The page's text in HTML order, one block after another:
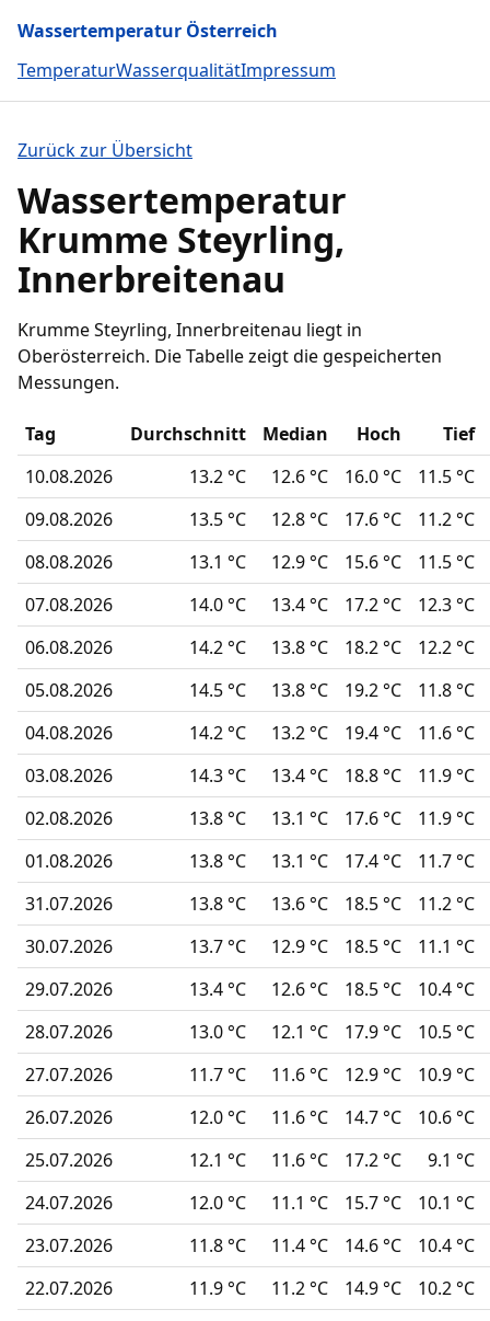
Wassertemperatur Österreich
TemperaturWasserqualitätImpressum
Zurück zur Übersicht
Wassertemperatur
Krumme Steyrling,
Innerbreitenau
Krumme Steyrling, Innerbreitenau liegt in
Oberösterreich. Die Tabelle zeigt die gespeicherten
Messungen.
Tag Durchschnitt Median Hoch
Tief
10.08.2026
13.2 °C 12.6 °C 16.0 °C
11.5 °C
09.08.2026
13.5 °C 12.8 °C 17.6 °C
11.2 °C
08.08.2026
13.1 °C 12.9 °C 15.6 °C
11.5 °C
07.08.2026
14.0 °C 13.4 °C 17.2 °C
12.3 °C
06.08.2026
14.2 °C 13.8 °C 18.2 °C
12.2 °C
05.08.2026
14.5 °C 13.8 °C 19.2 °C
11.8 °C
04.08.2026
14.2 °C 13.2 °C 19.4 °C
11.6 °C
03.08.2026
14.3 °C 13.4 °C 18.8 °C
11.9 °C
02.08.2026
13.8 °C 13.1 °C 17.6 °C
11.9 °C
01.08.2026
13.8 °C 13.1 °C 17.4 °C
11.7 °C
31.07.2026
13.8 °C 13.6 °C 18.5 °C
11.2 °C
30.07.2026
13.7 °C 12.9 °C 18.5 °C
11.1 °C
29.07.2026
13.4 °C 12.6 °C 18.5 °C
10.4 °C
28.07.2026
13.0 °C 12.1 °C 17.9 °C
10.5 °C
27.07.2026
11.7 °C 11.6 °C 12.9 °C
10.9 °C
26.07.2026
12.0 °C 11.6 °C 14.7 °C
10.6 °C
25.07.2026
12.1 °C 11.6 °C 17.2 °C
9.1 °C
24.07.2026
12.0 °C 11.1 °C 15.7 °C
10.1 °C
23.07.2026
11.8 °C 11.4 °C 14.6 °C
10.4 °C
22.07.2026
11.9 °C 11.2 °C 14.9 °C
10.2 °C